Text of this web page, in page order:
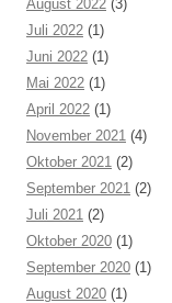
August 2022 (3)
Juli 2022 (1)
Juni 2022 (1)
Mai 2022 (1)
April 2022 (1)
November 2021 (4)
Oktober 2021 (2)
September 2021 (2)
Juli 2021 (2)
Oktober 2020 (1)
September 2020 (1)
August 2020 (1)